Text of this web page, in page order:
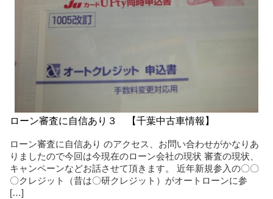
ローン審査に自信あり３ 【千葉中古車情報】
ローン審査に自信あり のアクセス、お問い合わせがかなりあ
りましたので今回は今現在のローン会社の現状 審査の現状、
キャンペーンなどお話させて頂きます。 近年新規参入の〇〇
〇クレジット（昔は〇研クレジット）がオートローンに参
[…]